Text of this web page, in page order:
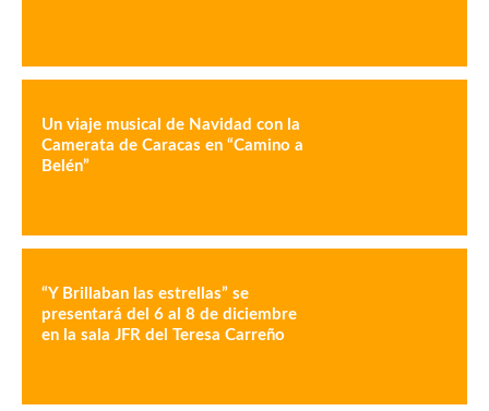
Un viaje musical de Navidad con la
Camerata de Caracas en “Camino a
Belén”
“Y Brillaban las estrellas” se
presentará del 6 al 8 de diciembre
en la sala JFR del Teresa Carreño